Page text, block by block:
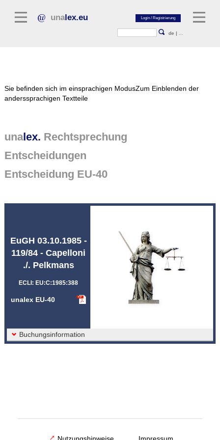
unalex.eu
de |
Normtexte
Rechtsprechung
Sie befinden sich im einsprachigen ModusZum Einblenden der
anderssprachigen Textteile
unalex. Rechtsprechung
Entscheidungen
Entscheidung EU-40
EuGH 03.10.1985 -
119/84 - Capelloni
./. Pelkmans
ECLI: EU:C:1985:388
unalex EU-40
Buchungsinformation
Nutzungshinweise Impressum